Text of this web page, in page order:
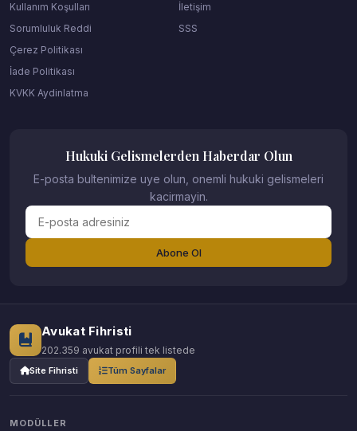
Kullanım Koşulları
Sorumluluk Reddi
Çerez Politikası
İade Politikası
KVKK Aydinlatma
İletişim
SSS
Hukuki Gelismelerden Haberdar Olun
E-posta bultenimize uye olun, onemli hukuki gelismeleri
kacirmayin.
Abone Ol
Avukat Fihristi
202.359 avukat profili tek listede
Site Fihristi Tüm Sayfalar
MODÜLLER